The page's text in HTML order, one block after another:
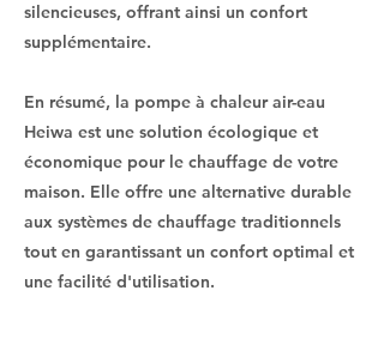
silencieuses, offrant ainsi un confort
supplémentaire.
En résumé, la pompe à chaleur air-eau
Heiwa est une solution écologique et
économique pour le chauffage de votre
maison. Elle offre une alternative durable
aux systèmes de chauffage traditionnels
tout en garantissant un confort optimal et
une facilité d'utilisation.